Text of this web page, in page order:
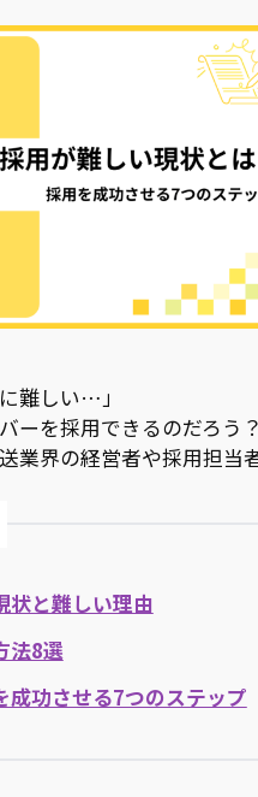
難しい…」
ーを採用できるのだろう
業界の経営者や採用担当
状と難しい理由
法8選
成功させる7つのステップ